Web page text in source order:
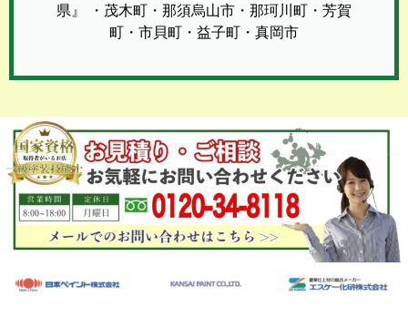
県』 ・茂木町・那須烏山市・那珂川町・芳賀
町・市貝町・益子町・真岡市